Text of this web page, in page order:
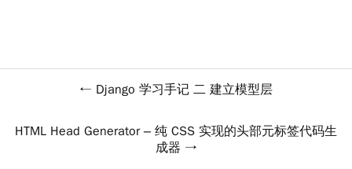
Django 学习手记 二 建立模型层
HTML Head Generator – 纯 CSS 实现的头部元标签代码生
成器